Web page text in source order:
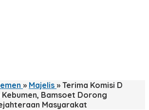
» Majelis » Terima Komisi D
Kebumen, Bamsoet Dorong
Masyarakat